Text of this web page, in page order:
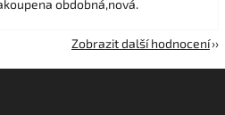
obdobná,nová.
Zobrazit další hodnocení